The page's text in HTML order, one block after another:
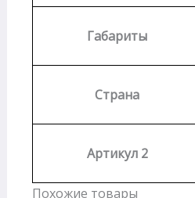
Габариты
Страна
Артикул 2
Похожие товары